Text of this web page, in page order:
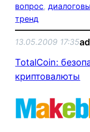
вопрос,
тренд
13.05.2009 17:35
TotalCoin:
криптовалюты